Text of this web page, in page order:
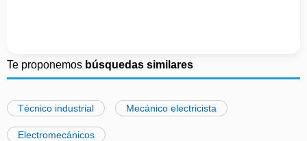
Te proponemos búsquedas similares
Técnico industrial Mecánico electricista
Electromecánicos